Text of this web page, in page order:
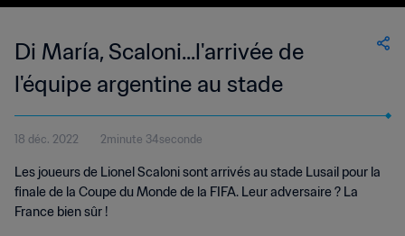
Di María, Scaloni...l'arrivée de
l'équipe argentine au stade
18 déc. 2022 2minute 34seconde
Les joueurs de Lionel Scaloni sont arrivés au stade Lusail pour la
finale de la Coupe du Monde de la FIFA. Leur adversaire ? La
France bien sûr !